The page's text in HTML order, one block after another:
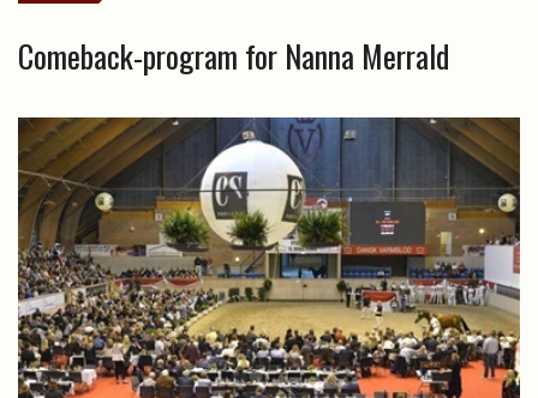
Comeback-program for Nanna Merrald